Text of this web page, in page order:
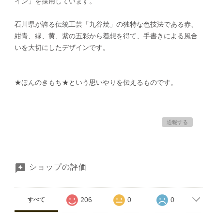
石川県が誇る伝統工芸「九谷焼」の独特な色技法である赤、
紺青、緑、黄、紫の五彩から着想を得て、手書きによる風合
いを大切にしたデザインです。
★ほんのきもち★という思いやりを伝えるものです。
通報する
ショップの評価
すべて 206 0 0